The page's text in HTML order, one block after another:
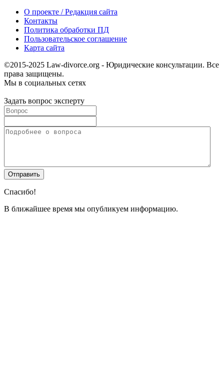
О проекте / Редакция сайта
Контакты
Политика обработки ПД
Пользовательское соглашение
Карта сайта
©2015-2025 Law-divorce.org - Юридические консультации. Все
права защищены.
Мы в социальных сетях
Задать вопрос эксперту
Спасибо!
В ближайшее время мы опубликуем информацию.